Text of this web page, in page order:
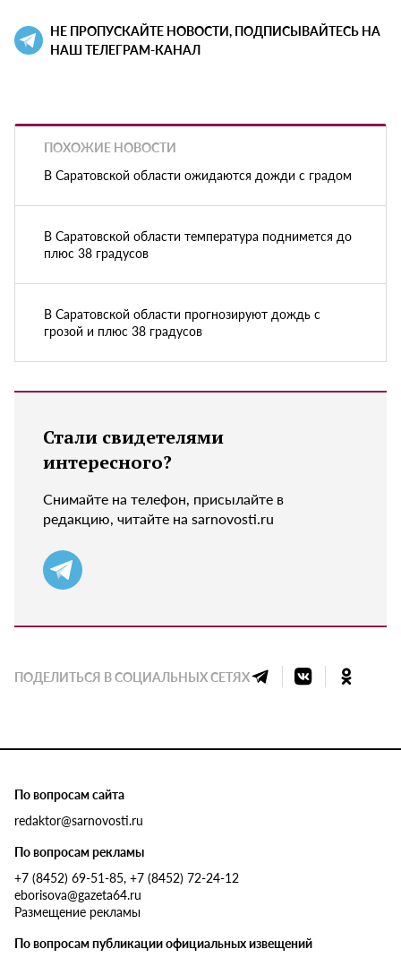
НЕ ПРОПУСКАЙТЕ НОВОСТИ, ПОДПИСЫВАЙТЕСЬ НА
НАШ ТЕЛЕГРАМ-КАНАЛ
ПОХОЖИЕ НОВОСТИ
В Саратовской области ожидаются дожди с градом
В Саратовской области температура поднимется до
плюс 38 градусов
В Саратовской области прогнозируют дождь с
грозой и плюс 38 градусов
Стали свидетелями
интересного?
Снимайте на телефон, присылайте в
редакцию, читайте на sarnovosti.ru
ПОДЕЛИТЬСЯ В СОЦИАЛЬНЫХ СЕТЯХ
По вопросам сайта
redaktor@sarnovosti.ru
По вопросам рекламы
+7 (8452) 69-51-85, +7 (8452) 72-24-12
eborisova@gazeta64.ru
Размещение рекламы
По вопросам публикации официальных извещений